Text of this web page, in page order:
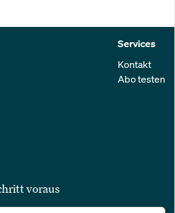
Services
Kontakt
Abo testen
voraus